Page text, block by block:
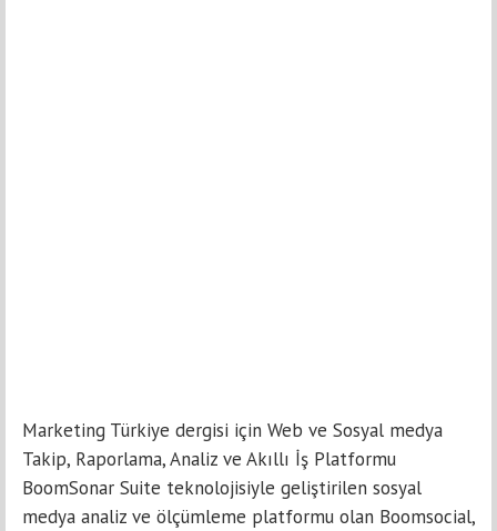
Marketing Türkiye dergisi için Web ve Sosyal medya
Takip, Raporlama, Analiz ve Akıllı İş Platformu
BoomSonar Suite tek­nolojisiyle geliştirilen sosyal
medya analiz ve ölçümleme platformu olan Boomsocial,